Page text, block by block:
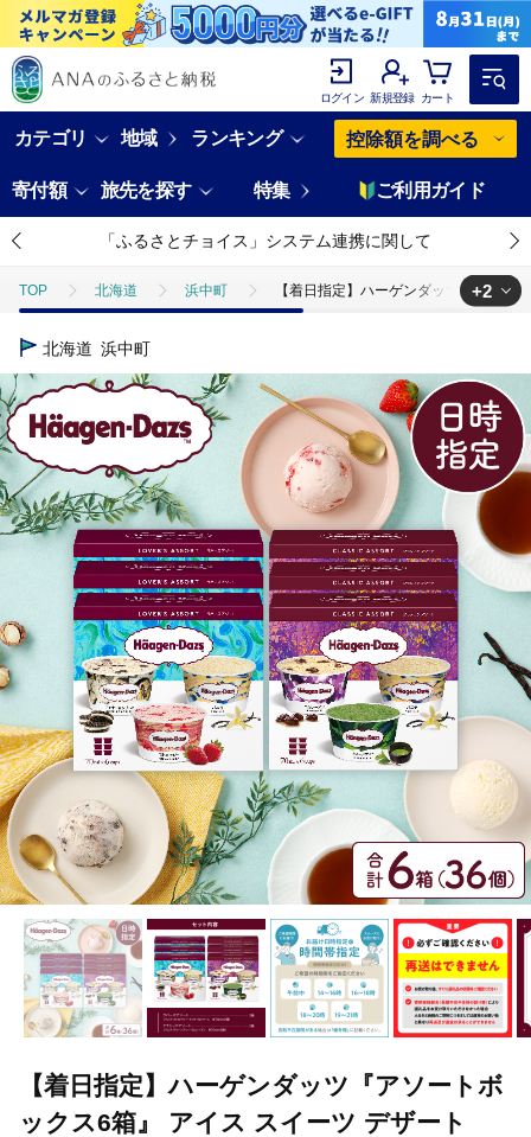
ログイン 新規登録 カート
カテゴリ 地域 ランキング 控除額を調べる
寄付額 旅先を探す 特集 ご利用ガイド
「ふるさとチョイス」システム連携に関して
TOP 北海道 浜中町 【着日指定】ハーゲンダッツ『アソー
TOP
TOP 卵・乳製品 アイスクリーム 【着日指定】ハーゲンダ
+2
北海道 浜中町
【着日指定】ハーゲンダッツ『アソートボ
ックス6箱』 アイス スイーツ デザート